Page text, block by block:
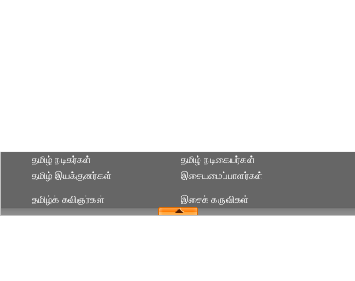
தமிழ் நடிகர்கள்
தமிழ் நடிகையர்கள்
தமிழ் இயக்குனர்கள்
இசையமைப்பாளர்கள்
தமிழ்க் கவிஞர்கள் இசைக் கருவிகள்